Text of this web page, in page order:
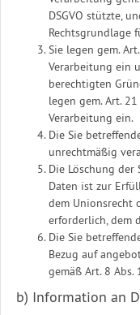
DSGVO stützte,
Rechtsgrundlage
Sie legen gem.
Verarbeitung ein
berechtigten
legen gem. Art.
Verarbeitung ein.
Die Sie
unrechtmäßig
Die Löschung der
Daten ist zur
dem Unionsrecht
erforderlich, dem
Die Sie
Bezug auf
gemäß Art. 8 Abs.
b) Information an